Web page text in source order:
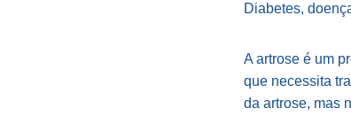
Diabetes,
A artrose é um
que necessita
da artrose, mas